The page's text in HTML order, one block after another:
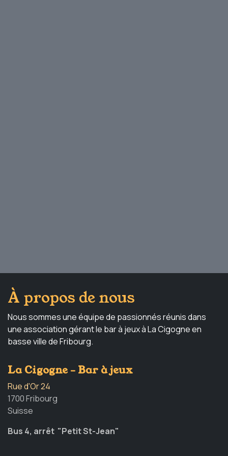
À propos de nous
Nous sommes une équipe de passionnés réunis dans
une association gérant le bar à jeux à La Cigogne en
basse ville de Fribourg.
La Cigogne - Bar à jeux
Rue d'Or 24
1700 Fribourg
Suisse
Bus 4, arrêt "Petit St-Jean"